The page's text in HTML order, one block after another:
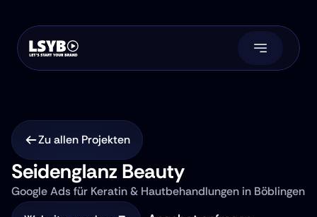
Zu allen Projekten
Seidenglanz Beauty
Google Ads für Keratin & Hautbehandlungen in Böblingen